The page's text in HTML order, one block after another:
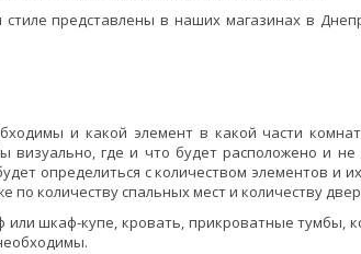
представлены в наших магазинах в
и какой элемент в какой части
где и что будет расположено и
определиться с количеством элементов и
количеству спальных мест и количеству
шкаф-купе, кровать, прикроватные тумбы,